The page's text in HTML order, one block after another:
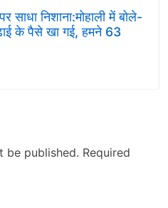
साधा निशाना:मोहाली में बोले-
के पैसे खा गई, हमने 63
be published. Required